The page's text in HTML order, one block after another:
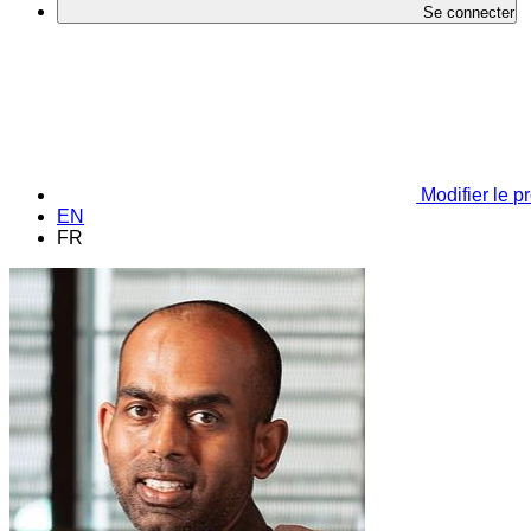
Se connecter
Modifier le
EN
FR